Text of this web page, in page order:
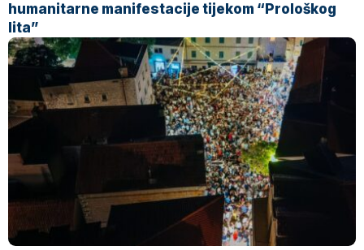
humanitarne manifestacije tijekom “Prološkog
lita”